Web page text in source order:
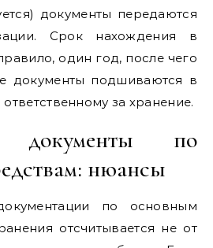
документы передаются
Срок нахождения в
один год, после чего
документы подшиваются в
за хранение.
документы по
нюансы
по основным
отсчитывается не от